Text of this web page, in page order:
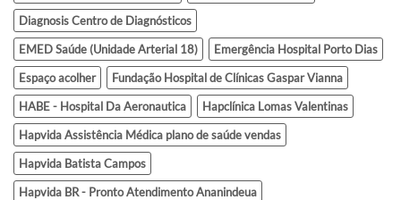
Diagnosis Centro de Diagnósticos
EMED Saúde (Unidade Arterial 18)
Emergência Hospital Porto Dias
Espaço acolher
Fundação Hospital de Clínicas Gaspar Vianna
HABE - Hospital Da Aeronautica
Hapclínica Lomas Valentinas
Hapvida Assistência Médica plano de saúde vendas
Hapvida Batista Campos
Hapvida BR - Pronto Atendimento Ananindeua